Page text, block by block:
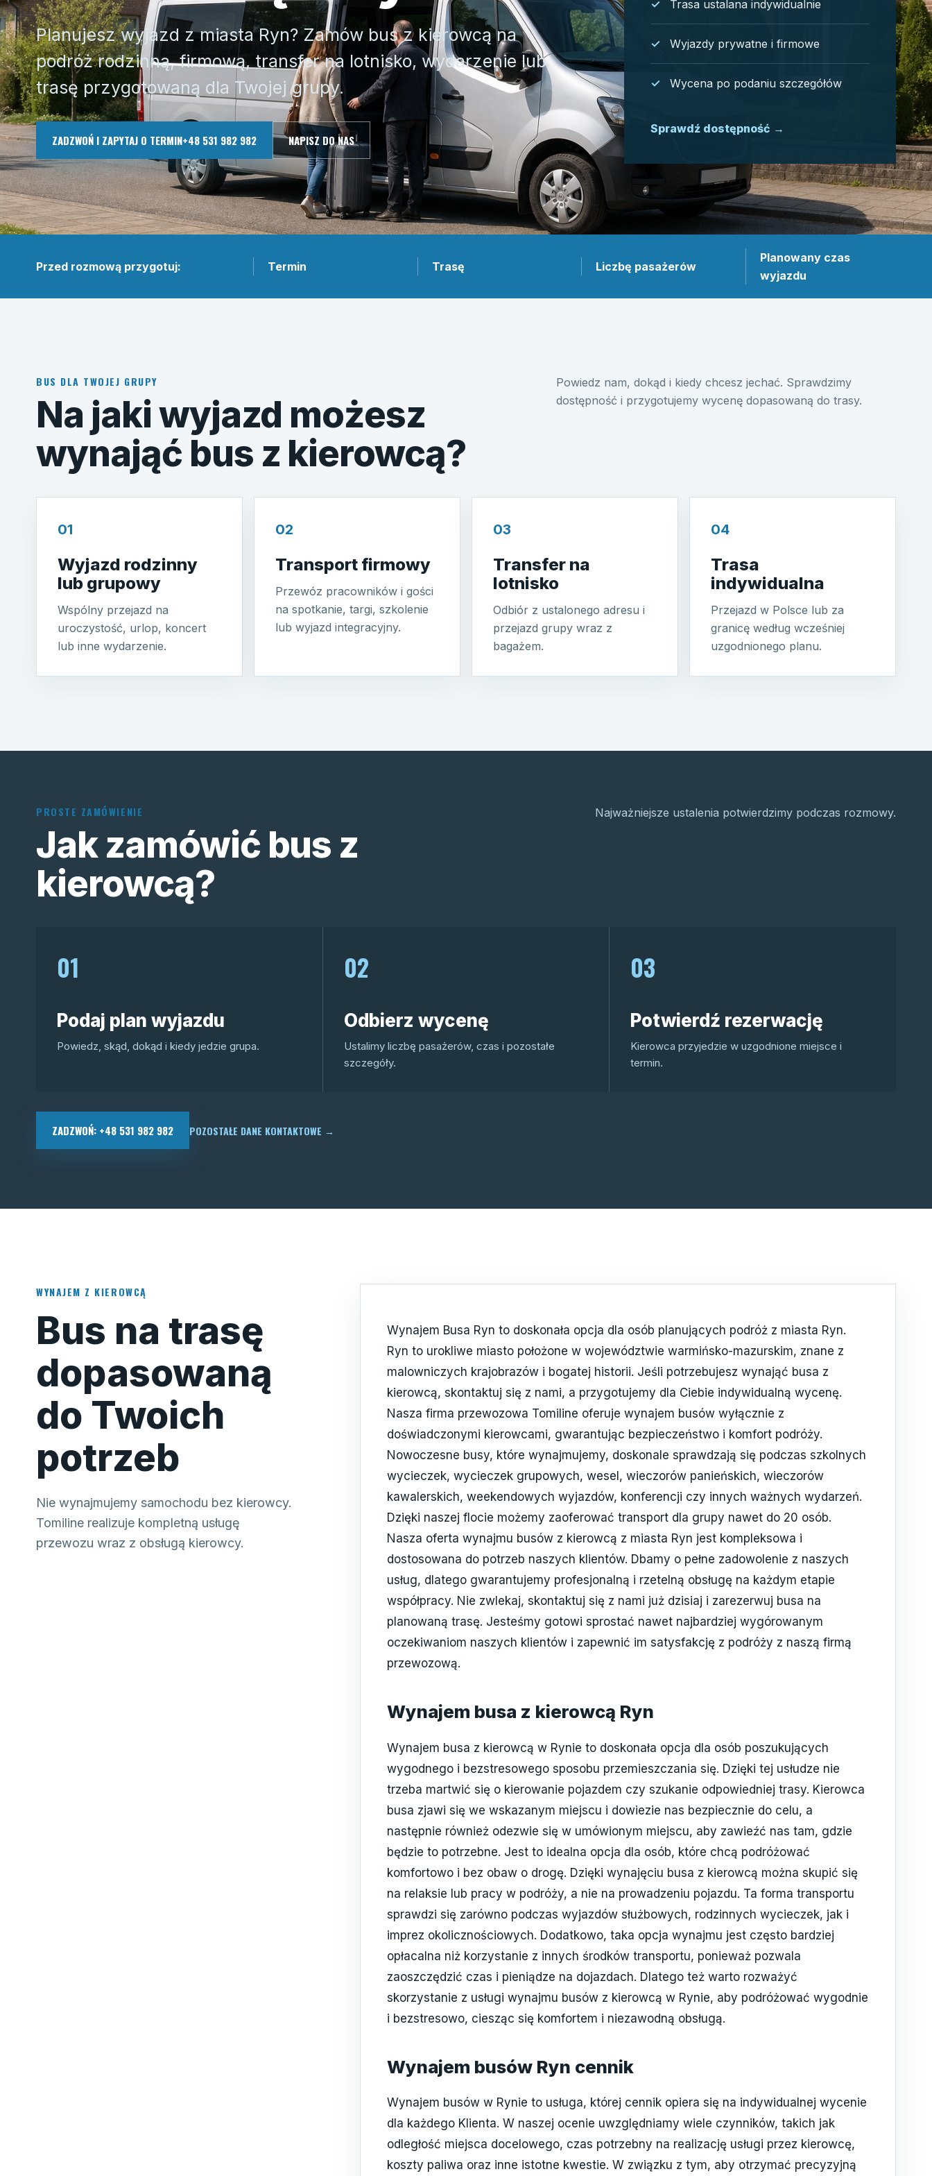
Planujesz wyjazd z miasta Ryn? Zamów bus z kierowcą na
podróż rodzinną, firmową, transfer na lotnisko, wydarzenie lub
trasę przygotowaną dla Twojej grupy.
ZADZWOŃ I ZAPYTAJ O TERMIN+48 531 982 982 NAPISZ DO NAS
Trasa ustalana indywidualnie
Wyjazdy prywatne i firmowe
Wycena po podaniu szczegółów
Sprawdź dostępność →
Przed rozmową przygotuj: Termin Trasę Liczbę pasażerów
Planowany czas
wyjazdu
BUS DLA TWOJEJ GRUPY
Na jaki wyjazd możesz
wynająć bus z kierowcą?
Powiedz nam, dokąd i kiedy chcesz jechać. Sprawdzimy
dostępność i przygotujemy wycenę dopasowaną do trasy.
01
Wyjazd rodzinny
lub grupowy
Wspólny przejazd na
uroczystość, urlop, koncert
lub inne wydarzenie.
02
Transport firmowy
Przewóz pracowników i gości
na spotkanie, targi, szkolenie
lub wyjazd integracyjny.
03
Transfer na
lotnisko
Odbiór z ustalonego adresu i
przejazd grupy wraz z
bagażem.
04
Trasa
indywidualna
Przejazd w Polsce lub za
granicę według wcześniej
uzgodnionego planu.
PROSTE ZAMÓWIENIE
Jak zamówić bus z
kierowcą?
Najważniejsze ustalenia potwierdzimy podczas rozmowy.
01
Podaj plan wyjazdu
Powiedz, skąd, dokąd i kiedy jedzie grupa.
02
Odbierz wycenę
Ustalimy liczbę pasażerów, czas i pozostałe
szczegóły.
03
Potwierdź rezerwację
Kierowca przyjedzie w uzgodnione miejsce i
termin.
ZADZWOŃ: +48 531 982 982 POZOSTAŁE DANE KONTAKTOWE →
WYNAJEM Z KIEROWCĄ
Bus na trasę
dopasowaną
do Twoich
potrzeb
Nie wynajmujemy samochodu bez kierowcy.
Tomiline realizuje kompletną usługę
przewozu wraz z obsługą kierowcy.
Wynajem Busa Ryn to doskonała opcja dla osób planujących podróż z miasta Ryn.
Ryn to urokliwe miasto położone w województwie warmińsko-mazurskim, znane z
malowniczych krajobrazów i bogatej historii. Jeśli potrzebujesz wynająć busa z
kierowcą, skontaktuj się z nami, a przygotujemy dla Ciebie indywidualną wycenę.
Nasza firma przewozowa Tomiline oferuje wynajem busów wyłącznie z
doświadczonymi kierowcami, gwarantując bezpieczeństwo i komfort podróży.
Nowoczesne busy, które wynajmujemy, doskonale sprawdzają się podczas szkolnych
wycieczek, wycieczek grupowych, wesel, wieczorów panieńskich, wieczorów
kawalerskich, weekendowych wyjazdów, konferencji czy innych ważnych wydarzeń.
Dzięki naszej flocie możemy zaoferować transport dla grupy nawet do 20 osób.
Nasza oferta wynajmu busów z kierowcą z miasta Ryn jest kompleksowa i
dostosowana do potrzeb naszych klientów. Dbamy o pełne zadowolenie z naszych
usług, dlatego gwarantujemy profesjonalną i rzetelną obsługę na każdym etapie
współpracy. Nie zwlekaj, skontaktuj się z nami już dzisiaj i zarezerwuj busa na
planowaną trasę. Jesteśmy gotowi sprostać nawet najbardziej wygórowanym
oczekiwaniom naszych klientów i zapewnić im satysfakcję z podróży z naszą firmą
przewozową.
Wynajem busa z kierowcą Ryn
Wynajem busa z kierowcą w Rynie to doskonała opcja dla osób poszukujących
wygodnego i bezstresowego sposobu przemieszczania się. Dzięki tej usłudze nie
trzeba martwić się o kierowanie pojazdem czy szukanie odpowiedniej trasy. Kierowca
busa zjawi się we wskazanym miejscu i dowiezie nas bezpiecznie do celu, a
następnie również odezwie się w umówionym miejscu, aby zawieźć nas tam, gdzie
będzie to potrzebne. Jest to idealna opcja dla osób, które chcą podróżować
komfortowo i bez obaw o drogę. Dzięki wynajęciu busa z kierowcą można skupić się
na relaksie lub pracy w podróży, a nie na prowadzeniu pojazdu. Ta forma transportu
sprawdzi się zarówno podczas wyjazdów służbowych, rodzinnych wycieczek, jak i
imprez okolicznościowych. Dodatkowo, taka opcja wynajmu jest często bardziej
opłacalna niż korzystanie z innych środków transportu, ponieważ pozwala
zaoszczędzić czas i pieniądze na dojazdach. Dlatego też warto rozważyć
skorzystanie z usługi wynajmu busów z kierowcą w Rynie, aby podróżować wygodnie
i bezstresowo, ciesząc się komfortem i niezawodną obsługą.
Wynajem busów Ryn cennik
Wynajem busów w Rynie to usługa, której cennik opiera się na indywidualnej wycenie
dla każdego Klienta. W naszej ocenie uwzględniamy wiele czynników, takich jak
odległość miejsca docelowego, czas potrzebny na realizację usługi przez kierowcę,
koszty paliwa oraz inne istotne kwestie. W związku z tym, aby otrzymać precyzyjną